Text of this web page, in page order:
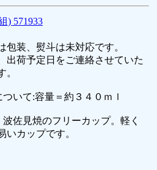
) 571933
包装、熨斗は未対応です。
出荷予定日をご連絡させていた
。
いて:容量＝約３４０ｍｌ
佐見焼のフリーカップ。軽く
いカップです。